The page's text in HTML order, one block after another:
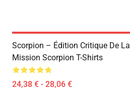
Scorpion – Édition Critique De La
Mission Scorpion T-Shirts
24,38 € - 28,06 €